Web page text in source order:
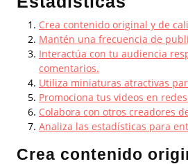
Crea contenido original y de
Mantén una frecuencia de
Interactúa con tu audiencia
comentarios.
Utiliza miniaturas atractivas
Promociona tus videos en
Colabora con otros creadores
Analiza las estadísticas para
Crea contenido